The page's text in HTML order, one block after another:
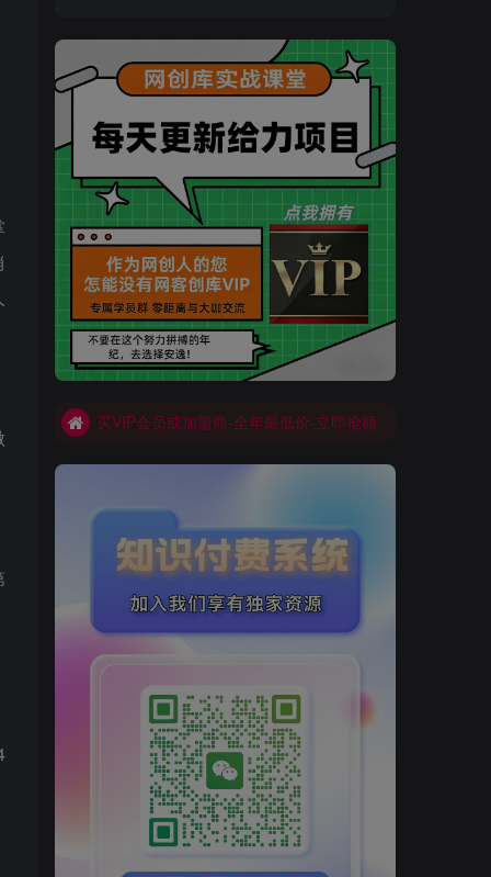
买VIP会员或加盟商-全年最低价-立即抢额
网创库-限时优惠 别错过!
买VIP会员或加盟商-全年最低价-立即抢额
网创库-限时优惠 别错过!